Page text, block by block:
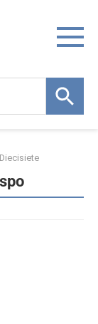
Diecisiete